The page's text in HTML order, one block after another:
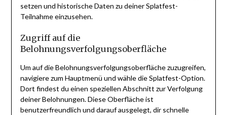
setzen und historische Daten zu deiner Splatfest-
Teilnahme einzusehen.
Zugriff auf die
Belohnungsverfolgungsoberfläche
Um auf die Belohnungsverfolgungsoberfläche zuzugreifen,
navigiere zum Hauptmenü und wähle die Splatfest-Option.
Dort findest du einen speziellen Abschnitt zur Verfolgung
deiner Belohnungen. Diese Oberfläche ist
benutzerfreundlich und darauf ausgelegt, dir schnelle